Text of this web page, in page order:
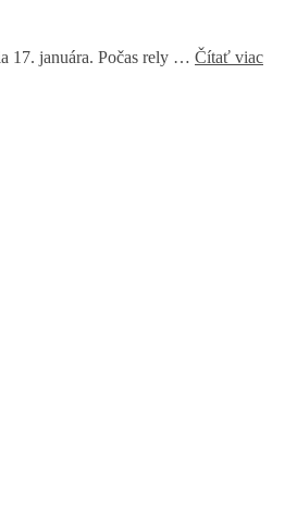
17. januára. Počas rely … Čítať viac